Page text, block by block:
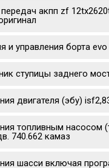
акпп zf
и управления борта evo
ступицы заднего
двигателя (эбу)
топливным насосом
740.662 камаз
шасси включая